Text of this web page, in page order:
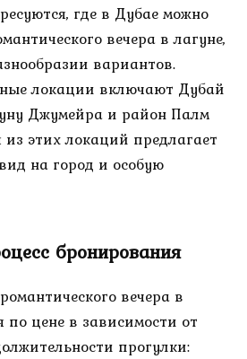
где в Дубае можно
вечера в лагуне,
вариантов.
локации включают Дубай
Джумейра и район Палм
этих локаций предлагает
на город и особую
бронирования
вечера в
по цене в зависимости от
прогулки: